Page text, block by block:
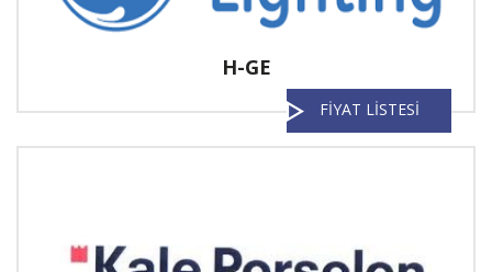
H-GE
FİYAT LİSTESİ